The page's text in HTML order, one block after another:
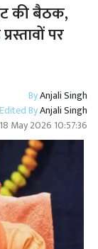
की बैठक,
पर
ByAnjali Singh
Edited ByAnjali Singh
18 May 2026 10:57:36